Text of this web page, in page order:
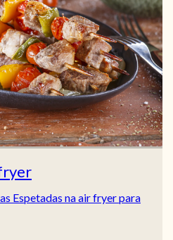
Espetadas na air fryer para